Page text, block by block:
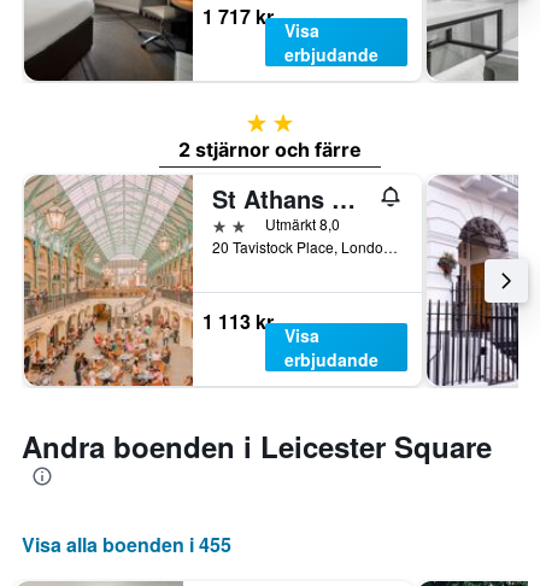
1 717 kr
Visa
erbjudande
2 stjärnor
2 stjärnor och färre
St Athans Hotel
2 stjärnorUtmärkt 8,0
20 Tavistock Place, London, Storbritannien
1 113 kr
Visa
erbjudande
Andra boenden i Leicester Square
Visa alla boenden i 455